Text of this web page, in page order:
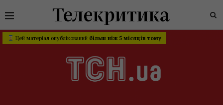
Цей матеріал опублікований більш ніж 5 місяців тому